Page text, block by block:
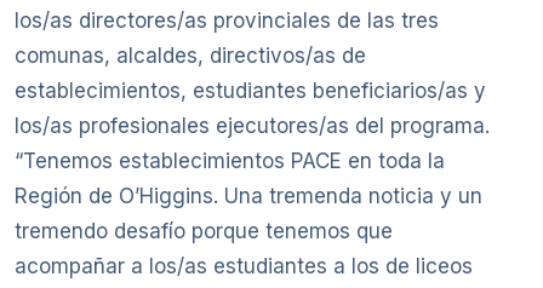
los/as directores/as provinciales de las tres
comunas, alcaldes, directivos/as de
establecimientos, estudiantes beneficiarios/as y
los/as profesionales ejecutores/as del programa.
“Tenemos establecimientos PACE en toda la
Región de O’Higgins. Una tremenda noticia y un
tremendo desafío porque tenemos que
acompañar a los/as estudiantes a los de liceos